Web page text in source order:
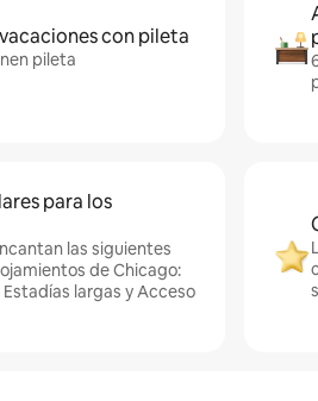
con pileta
pileta
para los
las siguientes
de Chicago:
largas y Acceso